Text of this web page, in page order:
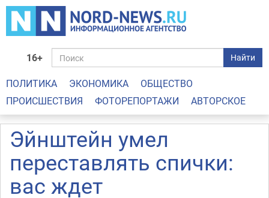
16+ Найти
ПОЛИТИКА ЭКОНОМИКА
ОБЩЕСТВО
ПРОИСШЕСТВИЯ
ФОТОРЕПОРТАЖИ АВТОРСКОЕ
Эйнштейн умел
переставлять спички:
вас ждет